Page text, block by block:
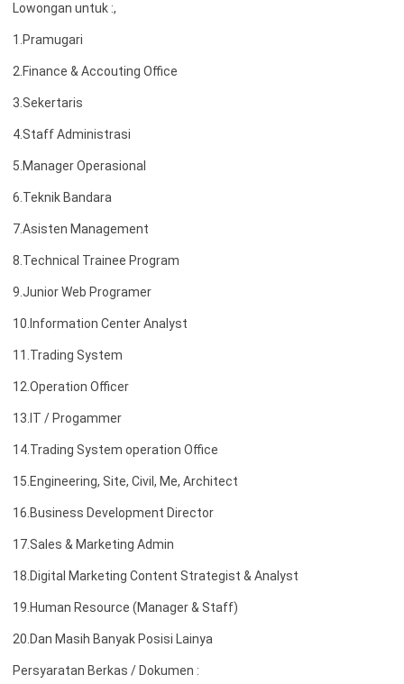
Lowongan untuk :,
1.Pramugari
2.Finance & Accouting Office
3.Sekertaris
4.Staff Administrasi
5.Manager Operasional
6.Teknik Bandara
7.Asisten Management
8.Technical Trainee Program
9.Junior Web Programer
10.Information Center Analyst
11.Trading System
12.Operation Officer
13.IT / Progammer
14.Trading System operation Office
15.Engineering, Site, Civil, Me, Architect
16.Business Development Director
17.Sales & Marketing Admin
18.Digital Marketing Content Strategist & Analyst
19.Human Resource (Manager & Staff)
20.Dan Masih Banyak Posisi Lainya
Persyaratan Berkas / Dokumen :